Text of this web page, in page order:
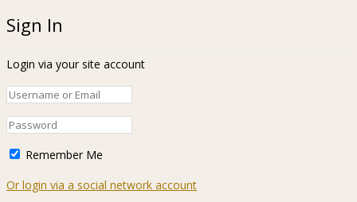
Sign In
Login via your site account
Remember Me
Or login via a social network account